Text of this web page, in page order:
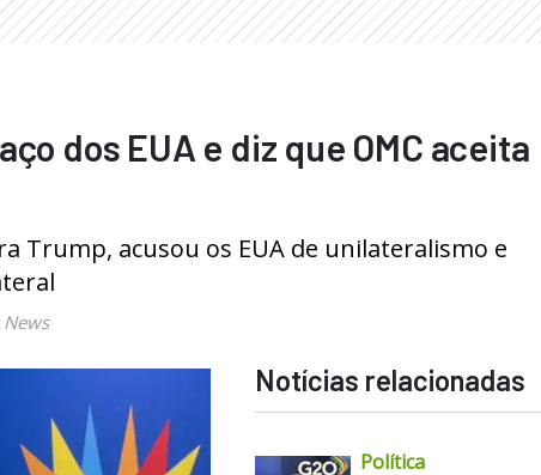
dos EUA e diz que OMC aceita
Trump, acusou os EUA de unilateralismo e
Notícias relacionadas
Política